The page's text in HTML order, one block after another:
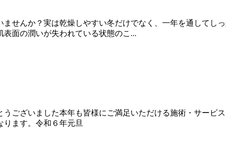
せんか？実は乾燥しやすい冬だけでなく、一年を通してし
面の潤いが失われている状態のこ...
うございました本年も皆様にご満足いただける施術・サー
ります。令和６年元旦